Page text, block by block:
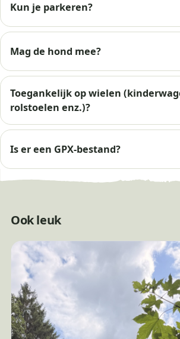
Kun je parkeren?
Mag de hond mee?
Toegankelijk op wielen
rolstoelen enz.)?
Is er een GPX-bestand?
Ook leuk